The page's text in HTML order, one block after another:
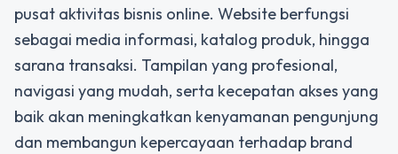
pusat aktivitas bisnis online. Website berfungsi
sebagai media informasi, katalog produk, hingga
sarana transaksi. Tampilan yang profesional,
navigasi yang mudah, serta kecepatan akses yang
baik akan meningkatkan kenyamanan pengunjung
dan membangun kepercayaan terhadap brand